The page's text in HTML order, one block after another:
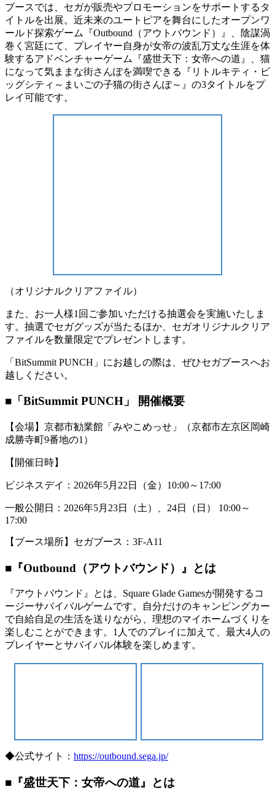
ブースでは、セガが販売やプロモーションをサポートするタ
イトルを出展。近未来のユートピアを舞台にしたオープンワ
ールド探索ゲーム『Outbound（アウトバウンド）』、陰謀渦
巻く宮廷にて、プレイヤー自身が女帝の波乱万丈な生涯を体
験するアドベンチャーゲーム『盛世天下：女帝への道』、猫
になって気ままな街さんぽを満喫できる『リトルキティ・ビ
ッグシティ～まいごの子猫の街さんぽ～』の3タイトルをプ
レイ可能です。
（オリジナルクリアファイル）
また、お一人様1回ご参加いただける抽選会を実施いたしま
す。抽選でセガグッズが当たるほか、セガオリジナルクリア
ファイルを数量限定でプレゼントします。
「BitSummit PUNCH」にお越しの際は、ぜひセガブースへお
越しください。
■「BitSummit PUNCH」 開催概要
【会場】京都市勧業館「みやこめっせ」（京都市左京区岡崎
成勝寺町9番地の1）
【開催日時】
ビジネスデイ：2026年5⽉22⽇（金）10:00～17:00
一般公開日：2026年5⽉23⽇（土）、24日（日） 10:00～
17:00
【ブース場所】セガブース：3F-A11
■『Outbound（アウトバウンド）』とは
『アウトバウンド』とは、Square Glade Gamesが開発するコ
ージーサバイバルゲームです。自分だけのキャンピングカー
で自給自足の生活を送りながら、理想のマイホームづくりを
楽しむことができます。1人でのプレイに加えて、最大4人の
プレイヤーとサバイバル体験を楽しめます。
◆公式サイト： https://outbound.sega.jp/
■『盛世天下：女帝への道』とは